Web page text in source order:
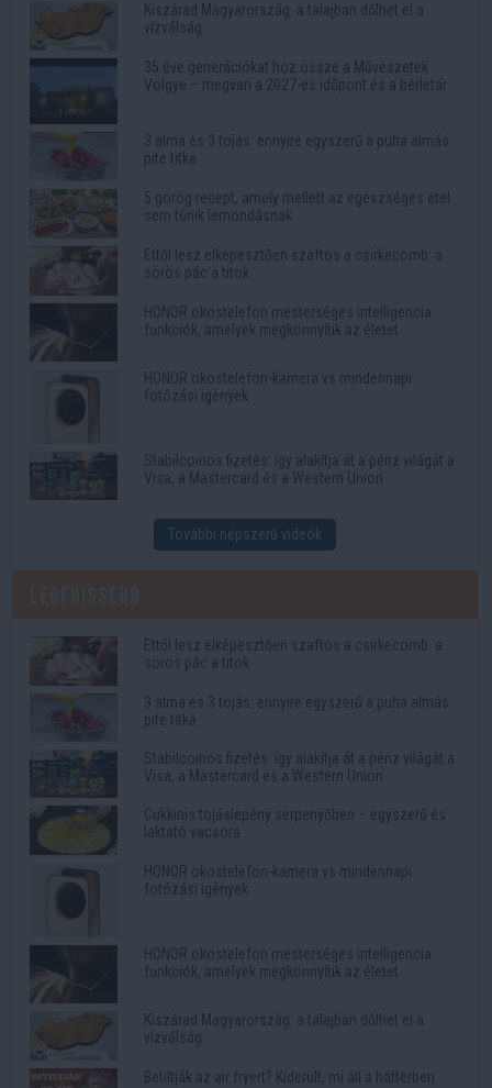
Kiszárad Magyarország: a talajban dőlhet el a
vízválság
35 éve generációkat hoz össze a Művészetek
Völgye – megvan a 2027-es időpont és a bérletár
3 alma és 3 tojás: ennyire egyszerű a puha almás
pite titka
5 görög recept, amely mellett az egészséges étel
sem tűnik lemondásnak
Ettől lesz elképesztően szaftos a csirkecomb: a
sörös pác a titok
HONOR okostelefon mesterséges intelligencia
funkciók, amelyek megkönnyítik az életet
HONOR okostelefon-kamera vs mindennapi
fotózási igények
Stabilcoinos fizetés: így alakítja át a pénz világát a
Visa, a Mastercard és a Western Union
További népszerű videók
Ettől lesz elképesztően szaftos a csirkecomb: a
sörös pác a titok
3 alma és 3 tojás: ennyire egyszerű a puha almás
pite titka
Stabilcoinos fizetés: így alakítja át a pénz világát a
Visa, a Mastercard és a Western Union
Cukkinis tojáslepény serpenyőben – egyszerű és
laktató vacsora
HONOR okostelefon-kamera vs mindennapi
fotózási igények
HONOR okostelefon mesterséges intelligencia
funkciók, amelyek megkönnyítik az életet
Kiszárad Magyarország: a talajban dőlhet el a
vízválság
Betiltják az air fryert? Kiderült, mi áll a háttérben